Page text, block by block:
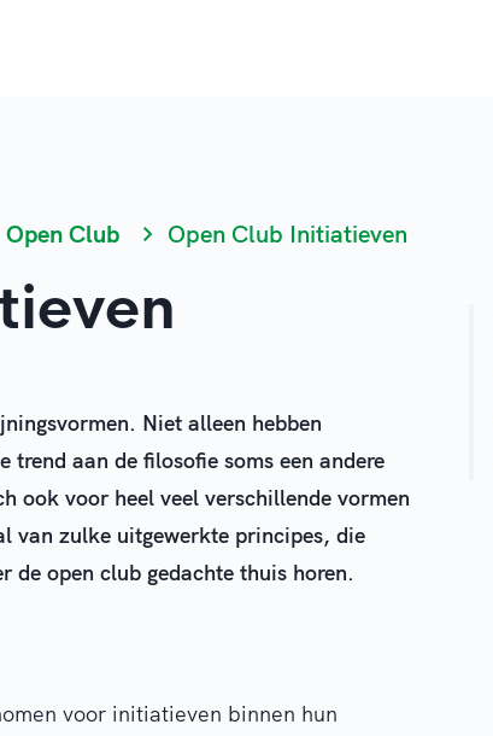
Open Club Open Club Initiatieven
Niet alleen hebben
aan de filosofie soms een andere
ook voor heel veel verschillende vormen
van zulke uitgewerkte principes, die
de open club gedachte thuis horen.
voor initiatieven binnen hun